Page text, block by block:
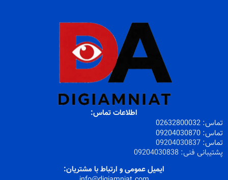
اطلاعات تماس:
تماس:
02632800032
تماس: 09204030870
تماس: 09204030837
پشتیبانی فنی: 09204030838
ایمیل عمومی و ارتباط با مشتریان: